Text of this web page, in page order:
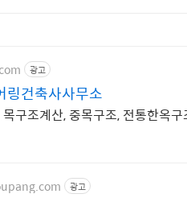
광고
링건축사사무소
구조계산, 중목구조, 전통한옥
광고